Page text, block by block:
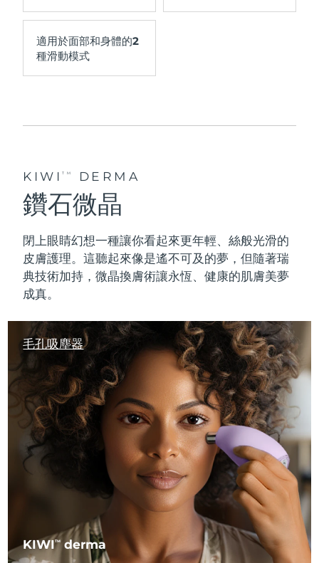
適用於面部和身體的2
種滑動模式
KIWITM DERMA
鑽石微晶
閉上眼睛幻想一種讓你看起來更年輕、絲般光滑的
皮膚護理。這聽起來像是遙不可及的夢，但隨著瑞
典技術加持，微晶換膚術讓永恆、健康的肌膚美夢
成真。
KIWITM derma
毛孔吸塵器